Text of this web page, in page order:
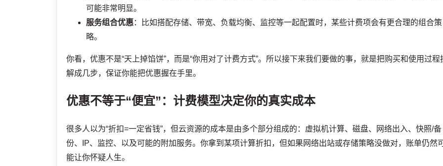
可能非常明显。
服务组合优惠：比如搭配存储、带宽、负载均衡、监控等一起配置时，某些计费项会有更合理的组合策
略。
你看，优惠不是“天上掉馅饼”，而是“你用对了计费方式”。所以接下来我们要做的事，就是把购买和使用过程
解成几步，保证你能把优惠握在手里。
优惠不等于“便宜”：计费模型决定你的真实成本
很多人以为“折扣=一定省钱”，但云资源的成本是由多个部分组成的：虚拟机计算、磁盘、网络出入、快照/备
份、IP、监控、以及可能的附加服务。你拿到某项计算折扣，但如果网络出站或存储策略没做对，账单仍然
能让你怀疑人生。